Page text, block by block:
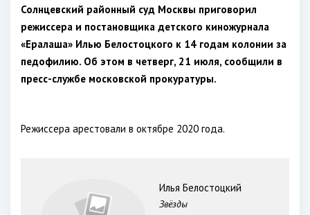
Солнцевский районный суд Москвы приговорил
режиссера и постановщика детского киножурнала
«Ералаша» Илью Белостоцкого к 14 годам колонии за
педофилию. Об этом в четверг, 21 июля, сообщили в
пресс-службе московской прокуратуры.
Режиссера арестовали в октябре 2020 года.
Илья Белостоцкий
Звёзды